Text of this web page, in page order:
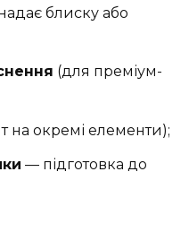
блиску або
(для преміум-
на окремі елементи);
— підготовка до